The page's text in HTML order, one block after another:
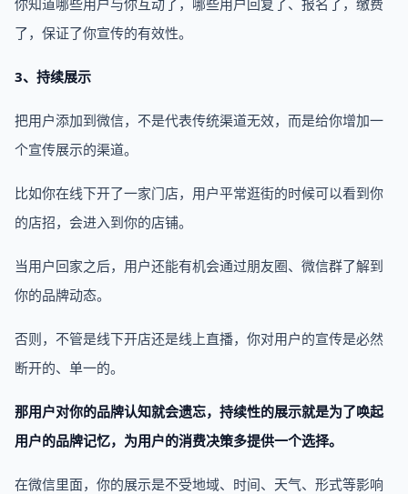
你知道哪些用户与你互动了，哪些用户回复了、报名了，缴费
了，保证了你宣传的有效性。
3、持续展示
把用户添加到微信，不是代表传统渠道无效，而是给你增加一
个宣传展示的渠道。
比如你在线下开了一家门店，用户平常逛街的时候可以看到你
的店招，会进入到你的店铺。
当用户回家之后，用户还能有机会通过朋友圈、微信群了解到
你的品牌动态。
否则，不管是线下开店还是线上直播，你对用户的宣传是必然
断开的、单一的。
那用户对你的品牌认知就会遗忘，持续性的展示就是为了唤起
用户的品牌记忆，为用户的消费决策多提供一个选择。
在微信里面，你的展示是不受地域、时间、天气、形式等影响